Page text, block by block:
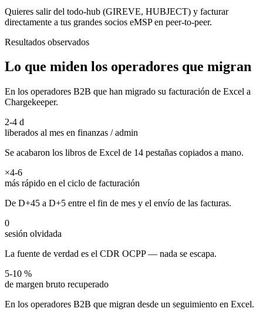
Quieres salir del todo-hub (GIREVE, HUBJECT) y facturar
directamente a tus grandes socios eMSP en peer-to-peer.
Resultados observados
Lo que miden los operadores que migran
En los operadores B2B que han migrado su facturación de Excel a
Chargekeeper.
2-4 d
liberados al mes en finanzas / admin
Se acabaron los libros de Excel de 14 pestañas copiados a mano.
×4-6
más rápido en el ciclo de facturación
De D+45 a D+5 entre el fin de mes y el envío de las facturas.
0
sesión olvidada
La fuente de verdad es el CDR OCPP — nada se escapa.
5-10 %
de margen bruto recuperado
En los operadores B2B que migran desde un seguimiento en Excel.